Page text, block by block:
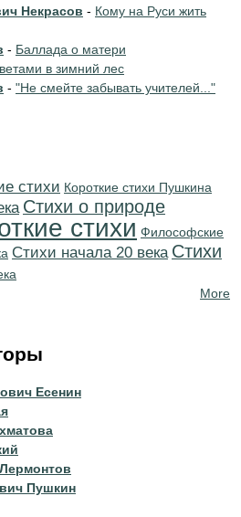
Некрасов - Кому на Руси жить
- Баллада о матери
в зимний лес
- "Не смейте забывать учителей..."
стихи Короткие стихи Пушкина
Стихи о природе
стихи Философские
Cтихи начала 20 века Стихи
More
Есенин
Пушкин